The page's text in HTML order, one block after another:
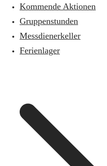
Kommende Aktionen
Gruppenstunden
Messdienerkeller
Ferienlager